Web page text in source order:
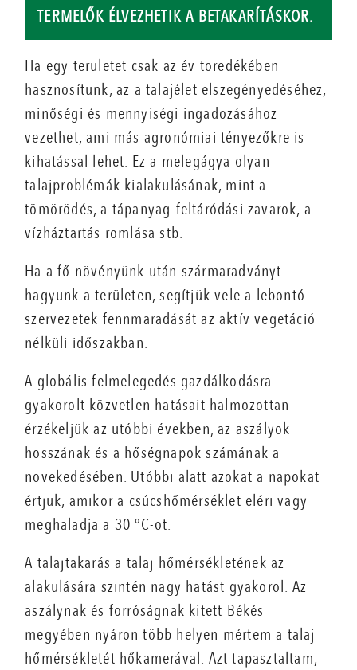
TERMELŐK ÉLVEZHETIK A BETAKARÍTÁSKOR.
Ha egy területet csak az év töredékében
hasznosítunk, az a talajélet elszegényedéséhez,
minőségi és mennyiségi ingadozásához
vezethet, ami más agronómiai tényezőkre is
kihatással lehet. Ez a melegágya olyan
talajproblémák kialakulásának, mint a
tömörödés, a tápanyag-feltáródási zavarok, a
vízháztartás romlása stb.
Ha a fő növényünk után szármaradványt
hagyunk a területen, segítjük vele a lebontó
szervezetek fennmaradását az aktív vegetáció
nélküli időszakban.
A globális felmelegedés gazdálkodásra
gyakorolt közvetlen hatásait halmozottan
érzékeljük az utóbbi években, az aszályok
hosszának és a hőségnapok számának a
növekedésében. Utóbbi alatt azokat a napokat
értjük, amikor a csúcshőmérséklet eléri vagy
meghaladja a 30 °C-ot.
A talajtakarás a talaj hőmérsékletének az
alakulására szintén nagy hatást gyakorol. Az
aszálynak és forróságnak kitett Békés
megyében nyáron több helyen mértem a talaj
hőmérsékletét hőkamerával. Azt tapasztaltam,